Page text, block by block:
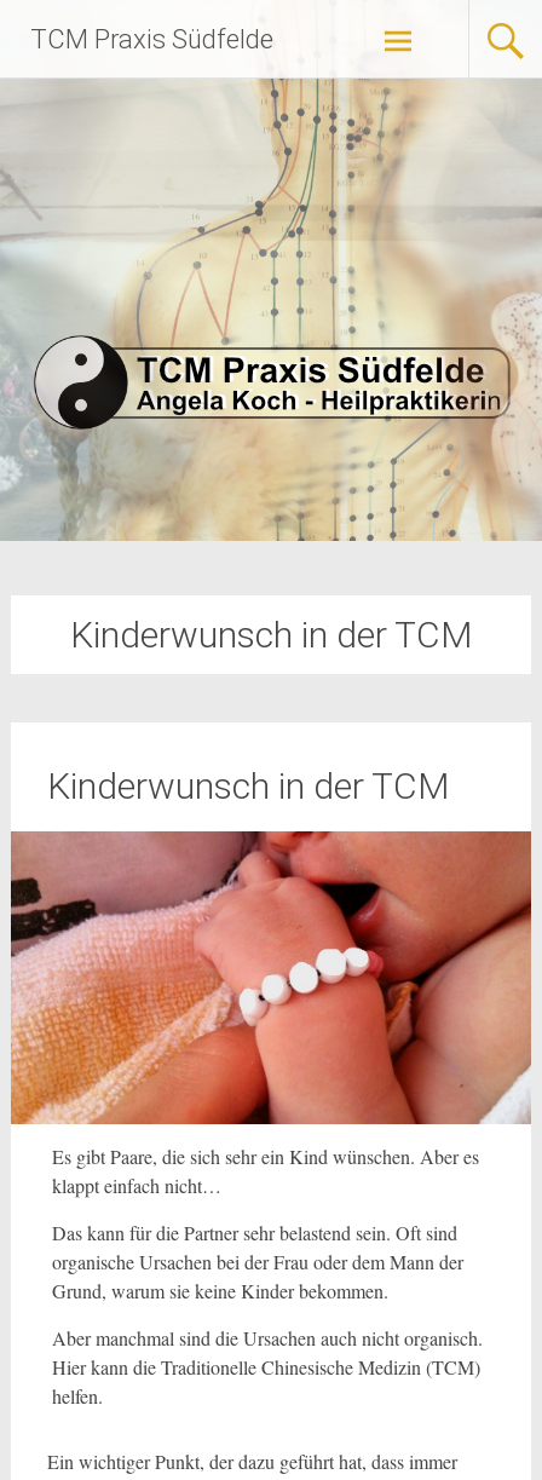
TCM Praxis Südfelde
Kinderwunsch in der TCM
Kinderwunsch in der TCM
Es gibt Paare, die sich sehr ein Kind wünschen. Aber es
klappt einfach nicht…
Das kann für die Partner sehr belastend sein. Oft sind
organische Ursachen bei der Frau oder dem Mann der
Grund, warum sie keine Kinder bekommen.
Aber manchmal sind die Ursachen auch nicht organisch.
Hier kann die Traditionelle Chinesische Medizin (TCM)
helfen.
Ein wichtiger Punkt, der dazu geführt hat, dass immer